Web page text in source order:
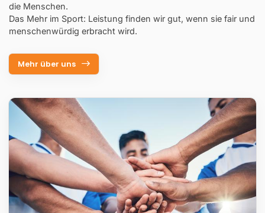
die Menschen.
Das Mehr im Sport: Leistung finden wir gut, wenn sie fair und
menschenwürdig erbracht wird.
Mehr über uns